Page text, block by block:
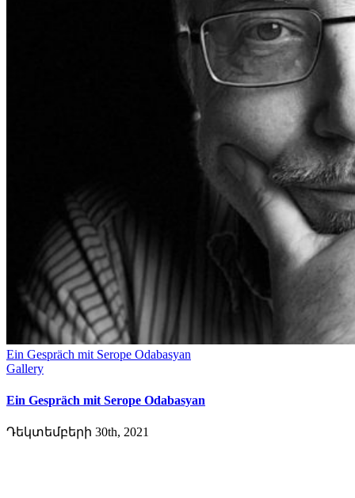
Ein Gespräch mit Serope Odabasyan
Gallery
Ein Gespräch mit Serope Odabasyan
Դեկտեմբերի 30th, 2021